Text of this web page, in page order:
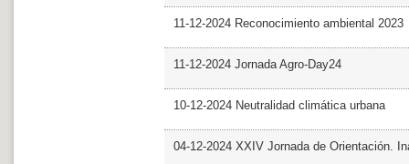
11-12-2024 Reconocimiento ambiental 2023
11-12-2024 Jornada Agro-Day24
10-12-2024 Neutralidad climática urbana
04-12-2024 XXIV Jornada de Orientación.